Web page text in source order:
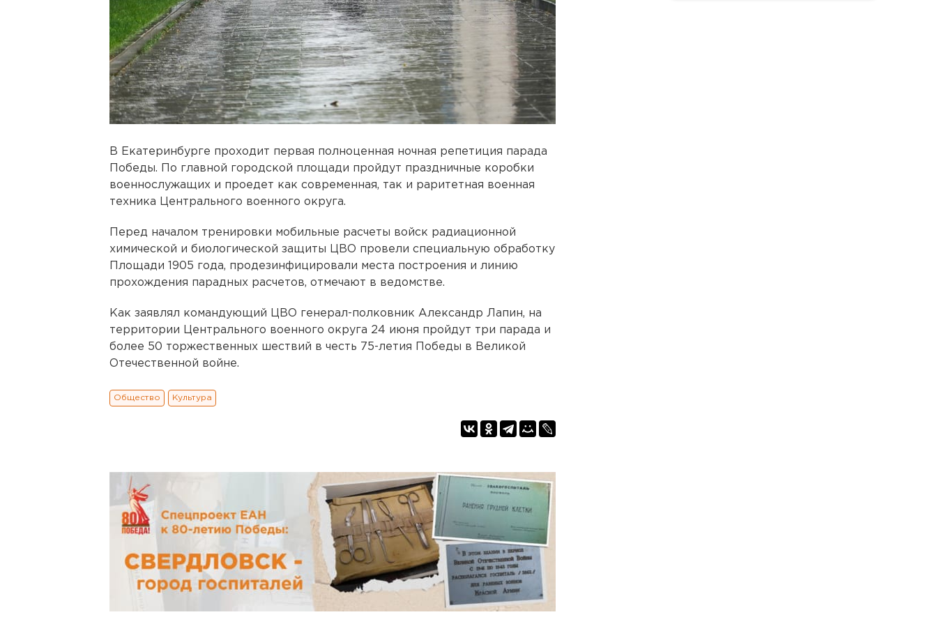
В Екатеринбурге проходит первая полноценная ночная репетиция парада
Победы. По главной городской площади пройдут праздничные коробки
военнослужащих и проедет как современная, так и раритетная военная
техника Центрального военного округа.
Перед началом тренировки мобильные расчеты войск радиационной
химической и биологической защиты ЦВО провели специальную обработку
Площади 1905 года, продезинфицировали места построения и линию
прохождения парадных расчетов, отмечают в ведомстве.
Как заявлял командующий ЦВО генерал-полковник Александр Лапин, на
территории Центрального военного округа 24 июня пройдут три парада и
более 50 торжественных шествий в честь 75-летия Победы в Великой
Отечественной войне.
Общество Культура